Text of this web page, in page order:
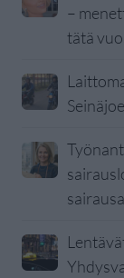
–
tätä